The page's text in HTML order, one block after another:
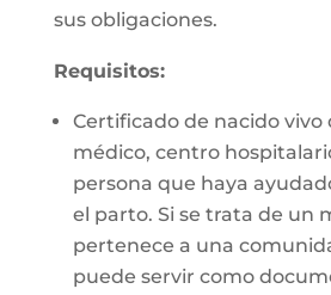
sus obligaciones.
Requisitos:
Certificado de nacido vivo
médico, centro
persona que haya
el parto. Si se trata de un
pertenece a una
puede servir como